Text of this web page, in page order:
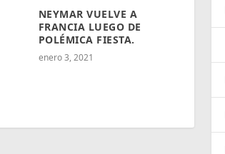
NEYMAR VUELVE A
FRANCIA LUEGO DE
POLÉMICA FIESTA.
enero 3, 2021